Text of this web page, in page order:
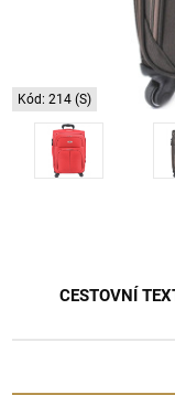
Kód: 214 (S)
CESTOVNÍ